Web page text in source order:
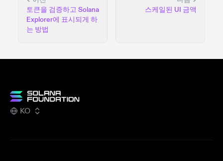
토큰을 검증하고 Solana
Explorer에 표시되게 하
는 방법
스케일된 UI 금액
KO